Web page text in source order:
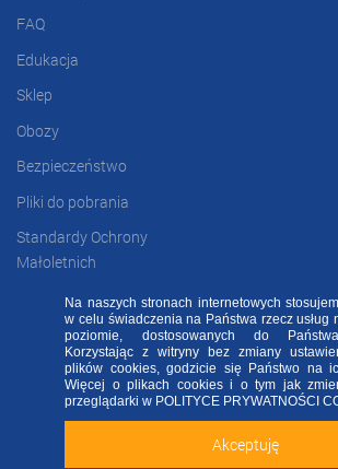
Sprawdź naszą aplikację
Zainstaluj
FAQ
Edukacja
Sklep
Obozy
Bezpieczeństwo
Pliki do pobrania
Standardy Ochrony
Małoletnich
FOOTBALL ACADEMY
| ul. Kowalska 2, 45-
ALL RIGHTS RESERVED - WSZELKIE PRAWA
FAQ RODO FA
Deklaracja
Akceptuję
Na naszych stronach internetowych
w celu świadczenia na Państwa rzecz usług
poziomie, dostosowanych do
Korzystając z witryny bez zmiany
plików cookies, godzicie się Państwo na
Więcej o plikach cookies i o tym jak
przeglądarki w POLITYCE PRYWATNOŚCI